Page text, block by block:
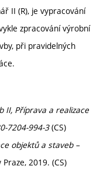
II (R), je vypracování
zpracování výrobní
při pravidelných
II, Příprava a realizace
7204-994-3(CS)
objektů a staveb –
2019. (CS)